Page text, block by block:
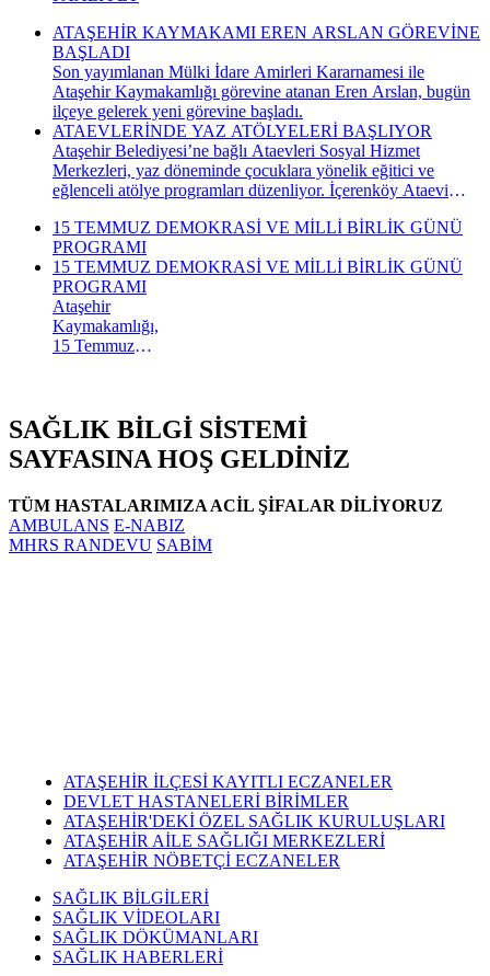
ATAŞEHİR KAYMAKAMI EREN ARSLAN GÖREVİNE
BAŞLADI
Son yayımlanan Mülki İdare Amirleri Kararnamesi ile
Ataşehir Kaymakamlığı görevine atanan Eren Arslan, bugün
ilçeye gelerek yeni görevine başladı.
ATAEVLERİNDE YAZ ATÖLYELERİ BAŞLIYOR
Ataşehir Belediyesi’ne bağlı Ataevleri Sosyal Hizmet
Merkezleri, yaz döneminde çocuklara yönelik eğitici ve
eğlenceli atölye programları düzenliyor. İçerenköy Ataevi
kapsamında çocuklar hem yeni beceriler kazanacak hem de
keyifli bir yaz dönemi geçirecek.
15 TEMMUZ DEMOKRASİ VE MİLLİ BİRLİK GÜNÜ
PROGRAMI
15 TEMMUZ DEMOKRASİ VE MİLLİ BİRLİK GÜNÜ
PROGRAMI
Ataşehir
Kaymakamlığı,
15 Temmuz
kapsamında
düzenlenecek
anma
takvimini
açıkladı. "İrade
Bizim, Vatan
SAĞLIK BİLGİ SİSTEMİ
SAYFASINA HOŞ GELDİNİZ
TÜM HASTALARIMIZA ACİL ŞİFALAR DİLİYORUZ
AMBULANS E-NABIZ
MHRS RANDEVU SABİM
ATAŞEHİR İLÇESİ KAYITLI ECZANELER
DEVLET HASTANELERİ BİRİMLER
ATAŞEHİR'DEKİ ÖZEL SAĞLIK KURULUŞLARI
ATAŞEHİR AİLE SAĞLIĞI MERKEZLERİ
ATAŞEHİR NÖBETÇİ ECZANELER
SAĞLIK BİLGİLERİ
SAĞLIK VİDEOLARI
SAĞLIK DÖKÜMANLARI
SAĞLIK HABERLERİ